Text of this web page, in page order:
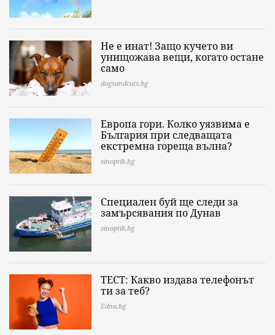
Не е инат! Защо кучето ви
унищожава вещи, когато остане
само
dogsandcats.bg
Европа гори. Колко уязвима е
България при следващата
екстремна гореща вълна?
sinoptik.bg
Специален буй ще следи за
замърсявания по Дунав
sinoptik.bg
ТЕСТ: Какво издава телефонът
ти за теб?
Edna.bg